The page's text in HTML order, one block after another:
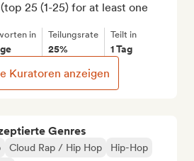
Genres
Cloud Rap / Hip Hop
Hip-Hop
25 (1-25) for at least one
in Teilungsrate
25%
Teilt in
1 Tag
Kuratoren anzeigen